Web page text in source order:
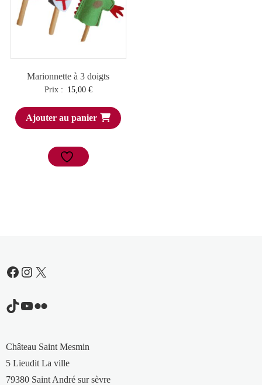
Marionnette à 3 doigts
Prix : 15,00 €
Ajouter au panier
Facebook
Instagram
X
TikTok
YouTube
Flickr
Château Saint Mesmin
5 Lieudit La ville
79380 Saint André sur sèvre